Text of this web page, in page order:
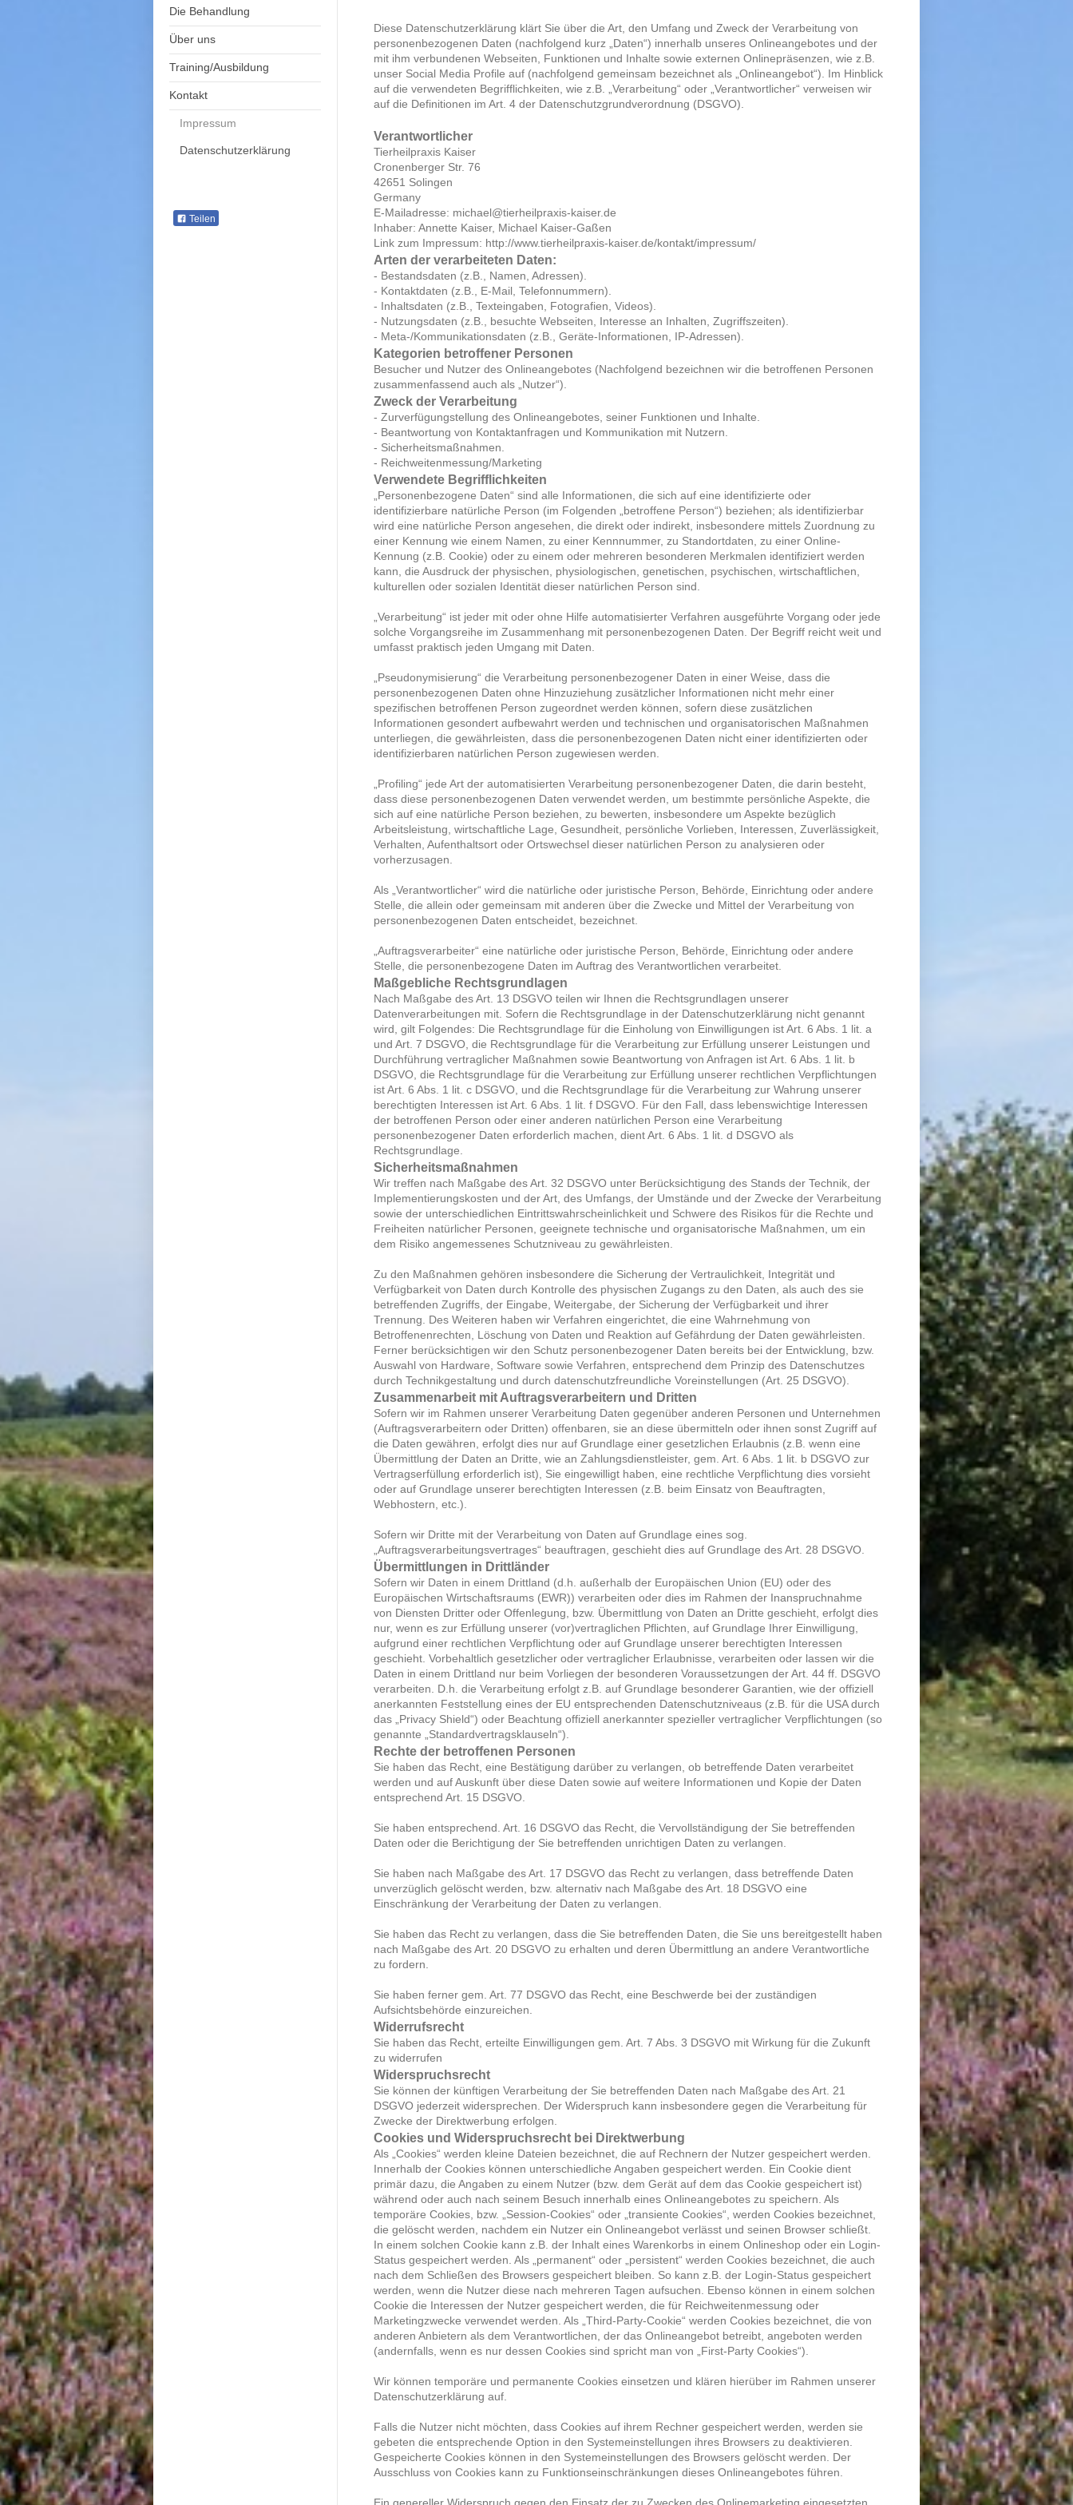
Die Behandlung
Über uns
Training/Ausbildung
Kontakt
Impressum
Datenschutzerklärung
Diese Datenschutzerklärung klärt Sie über die Art, den Umfang und Zweck der Verarbeitung von
personenbezogenen Daten (nachfolgend kurz „Daten“) innerhalb unseres Onlineangebotes und der
mit ihm verbundenen Webseiten, Funktionen und Inhalte sowie externen Onlinepräsenzen, wie z.B.
unser Social Media Profile auf (nachfolgend gemeinsam bezeichnet als „Onlineangebot“). Im Hinblick
auf die verwendeten Begrifflichkeiten, wie z.B. „Verarbeitung“ oder „Verantwortlicher“ verweisen wir
auf die Definitionen im Art. 4 der Datenschutzgrundverordnung (DSGVO).
Verantwortlicher
Tierheilpraxis Kaiser
Cronenberger Str. 76
42651 Solingen
Germany
E-Mailadresse: michael@tierheilpraxis-kaiser.de
Inhaber: Annette Kaiser, Michael Kaiser-Gaßen
Link zum Impressum: http://www.tierheilpraxis-kaiser.de/kontakt/impressum/
Arten der verarbeiteten Daten:
- Bestandsdaten (z.B., Namen, Adressen).
- Kontaktdaten (z.B., E-Mail, Telefonnummern).
- Inhaltsdaten (z.B., Texteingaben, Fotografien, Videos).
- Nutzungsdaten (z.B., besuchte Webseiten, Interesse an Inhalten, Zugriffszeiten).
- Meta-/Kommunikationsdaten (z.B., Geräte-Informationen, IP-Adressen).
Kategorien betroffener Personen
Besucher und Nutzer des Onlineangebotes (Nachfolgend bezeichnen wir die betroffenen Personen
zusammenfassend auch als „Nutzer“).
Zweck der Verarbeitung
- Zurverfügungstellung des Onlineangebotes, seiner Funktionen und Inhalte.
- Beantwortung von Kontaktanfragen und Kommunikation mit Nutzern.
- Sicherheitsmaßnahmen.
- Reichweitenmessung/Marketing
Verwendete Begrifflichkeiten
„Personenbezogene Daten“ sind alle Informationen, die sich auf eine identifizierte oder
identifizierbare natürliche Person (im Folgenden „betroffene Person“) beziehen; als identifizierbar
wird eine natürliche Person angesehen, die direkt oder indirekt, insbesondere mittels Zuordnung zu
einer Kennung wie einem Namen, zu einer Kennnummer, zu Standortdaten, zu einer Online-
Kennung (z.B. Cookie) oder zu einem oder mehreren besonderen Merkmalen identifiziert werden
kann, die Ausdruck der physischen, physiologischen, genetischen, psychischen, wirtschaftlichen,
kulturellen oder sozialen Identität dieser natürlichen Person sind.
„Verarbeitung“ ist jeder mit oder ohne Hilfe automatisierter Verfahren ausgeführte Vorgang oder jede
solche Vorgangsreihe im Zusammenhang mit personenbezogenen Daten. Der Begriff reicht weit und
umfasst praktisch jeden Umgang mit Daten.
„Pseudonymisierung“ die Verarbeitung personenbezogener Daten in einer Weise, dass die
personenbezogenen Daten ohne Hinzuziehung zusätzlicher Informationen nicht mehr einer
spezifischen betroffenen Person zugeordnet werden können, sofern diese zusätzlichen
Informationen gesondert aufbewahrt werden und technischen und organisatorischen Maßnahmen
unterliegen, die gewährleisten, dass die personenbezogenen Daten nicht einer identifizierten oder
identifizierbaren natürlichen Person zugewiesen werden.
„Profiling“ jede Art der automatisierten Verarbeitung personenbezogener Daten, die darin besteht,
dass diese personenbezogenen Daten verwendet werden, um bestimmte persönliche Aspekte, die
sich auf eine natürliche Person beziehen, zu bewerten, insbesondere um Aspekte bezüglich
Arbeitsleistung, wirtschaftliche Lage, Gesundheit, persönliche Vorlieben, Interessen, Zuverlässigkeit,
Verhalten, Aufenthaltsort oder Ortswechsel dieser natürlichen Person zu analysieren oder
vorherzusagen.
Als „Verantwortlicher“ wird die natürliche oder juristische Person, Behörde, Einrichtung oder andere
Stelle, die allein oder gemeinsam mit anderen über die Zwecke und Mittel der Verarbeitung von
personenbezogenen Daten entscheidet, bezeichnet.
„Auftragsverarbeiter“ eine natürliche oder juristische Person, Behörde, Einrichtung oder andere
Stelle, die personenbezogene Daten im Auftrag des Verantwortlichen verarbeitet.
Maßgebliche Rechtsgrundlagen
Nach Maßgabe des Art. 13 DSGVO teilen wir Ihnen die Rechtsgrundlagen unserer
Datenverarbeitungen mit. Sofern die Rechtsgrundlage in der Datenschutzerklärung nicht genannt
wird, gilt Folgendes: Die Rechtsgrundlage für die Einholung von Einwilligungen ist Art. 6 Abs. 1 lit. a
und Art. 7 DSGVO, die Rechtsgrundlage für die Verarbeitung zur Erfüllung unserer Leistungen und
Durchführung vertraglicher Maßnahmen sowie Beantwortung von Anfragen ist Art. 6 Abs. 1 lit. b
DSGVO, die Rechtsgrundlage für die Verarbeitung zur Erfüllung unserer rechtlichen Verpflichtungen
ist Art. 6 Abs. 1 lit. c DSGVO, und die Rechtsgrundlage für die Verarbeitung zur Wahrung unserer
berechtigten Interessen ist Art. 6 Abs. 1 lit. f DSGVO. Für den Fall, dass lebenswichtige Interessen
der betroffenen Person oder einer anderen natürlichen Person eine Verarbeitung
personenbezogener Daten erforderlich machen, dient Art. 6 Abs. 1 lit. d DSGVO als
Rechtsgrundlage.
Sicherheitsmaßnahmen
Wir treffen nach Maßgabe des Art. 32 DSGVO unter Berücksichtigung des Stands der Technik, der
Implementierungskosten und der Art, des Umfangs, der Umstände und der Zwecke der Verarbeitung
sowie der unterschiedlichen Eintrittswahrscheinlichkeit und Schwere des Risikos für die Rechte und
Freiheiten natürlicher Personen, geeignete technische und organisatorische Maßnahmen, um ein
dem Risiko angemessenes Schutzniveau zu gewährleisten.
Zu den Maßnahmen gehören insbesondere die Sicherung der Vertraulichkeit, Integrität und
Verfügbarkeit von Daten durch Kontrolle des physischen Zugangs zu den Daten, als auch des sie
betreffenden Zugriffs, der Eingabe, Weitergabe, der Sicherung der Verfügbarkeit und ihrer
Trennung. Des Weiteren haben wir Verfahren eingerichtet, die eine Wahrnehmung von
Betroffenenrechten, Löschung von Daten und Reaktion auf Gefährdung der Daten gewährleisten.
Ferner berücksichtigen wir den Schutz personenbezogener Daten bereits bei der Entwicklung, bzw.
Auswahl von Hardware, Software sowie Verfahren, entsprechend dem Prinzip des Datenschutzes
durch Technikgestaltung und durch datenschutzfreundliche Voreinstellungen (Art. 25 DSGVO).
Zusammenarbeit mit Auftragsverarbeitern und Dritten
Sofern wir im Rahmen unserer Verarbeitung Daten gegenüber anderen Personen und Unternehmen
(Auftragsverarbeitern oder Dritten) offenbaren, sie an diese übermitteln oder ihnen sonst Zugriff auf
die Daten gewähren, erfolgt dies nur auf Grundlage einer gesetzlichen Erlaubnis (z.B. wenn eine
Übermittlung der Daten an Dritte, wie an Zahlungsdienstleister, gem. Art. 6 Abs. 1 lit. b DSGVO zur
Vertragserfüllung erforderlich ist), Sie eingewilligt haben, eine rechtliche Verpflichtung dies vorsieht
oder auf Grundlage unserer berechtigten Interessen (z.B. beim Einsatz von Beauftragten,
Webhostern, etc.).
Sofern wir Dritte mit der Verarbeitung von Daten auf Grundlage eines sog.
„Auftragsverarbeitungsvertrages“ beauftragen, geschieht dies auf Grundlage des Art. 28 DSGVO.
Übermittlungen in Drittländer
Sofern wir Daten in einem Drittland (d.h. außerhalb der Europäischen Union (EU) oder des
Europäischen Wirtschaftsraums (EWR)) verarbeiten oder dies im Rahmen der Inanspruchnahme
von Diensten Dritter oder Offenlegung, bzw. Übermittlung von Daten an Dritte geschieht, erfolgt dies
nur, wenn es zur Erfüllung unserer (vor)vertraglichen Pflichten, auf Grundlage Ihrer Einwilligung,
aufgrund einer rechtlichen Verpflichtung oder auf Grundlage unserer berechtigten Interessen
geschieht. Vorbehaltlich gesetzlicher oder vertraglicher Erlaubnisse, verarbeiten oder lassen wir die
Daten in einem Drittland nur beim Vorliegen der besonderen Voraussetzungen der Art. 44 ff. DSGVO
verarbeiten. D.h. die Verarbeitung erfolgt z.B. auf Grundlage besonderer Garantien, wie der offiziell
anerkannten Feststellung eines der EU entsprechenden Datenschutzniveaus (z.B. für die USA durch
das „Privacy Shield“) oder Beachtung offiziell anerkannter spezieller vertraglicher Verpflichtungen (so
genannte „Standardvertragsklauseln“).
Rechte der betroffenen Personen
Sie haben das Recht, eine Bestätigung darüber zu verlangen, ob betreffende Daten verarbeitet
werden und auf Auskunft über diese Daten sowie auf weitere Informationen und Kopie der Daten
entsprechend Art. 15 DSGVO.
Sie haben entsprechend. Art. 16 DSGVO das Recht, die Vervollständigung der Sie betreffenden
Daten oder die Berichtigung der Sie betreffenden unrichtigen Daten zu verlangen.
Sie haben nach Maßgabe des Art. 17 DSGVO das Recht zu verlangen, dass betreffende Daten
unverzüglich gelöscht werden, bzw. alternativ nach Maßgabe des Art. 18 DSGVO eine
Einschränkung der Verarbeitung der Daten zu verlangen.
Sie haben das Recht zu verlangen, dass die Sie betreffenden Daten, die Sie uns bereitgestellt haben
nach Maßgabe des Art. 20 DSGVO zu erhalten und deren Übermittlung an andere Verantwortliche
zu fordern.
Sie haben ferner gem. Art. 77 DSGVO das Recht, eine Beschwerde bei der zuständigen
Aufsichtsbehörde einzureichen.
Widerrufsrecht
Sie haben das Recht, erteilte Einwilligungen gem. Art. 7 Abs. 3 DSGVO mit Wirkung für die Zukunft
zu widerrufen
Widerspruchsrecht
Sie können der künftigen Verarbeitung der Sie betreffenden Daten nach Maßgabe des Art. 21
DSGVO jederzeit widersprechen. Der Widerspruch kann insbesondere gegen die Verarbeitung für
Zwecke der Direktwerbung erfolgen.
Cookies und Widerspruchsrecht bei Direktwerbung
Als „Cookies“ werden kleine Dateien bezeichnet, die auf Rechnern der Nutzer gespeichert werden.
Innerhalb der Cookies können unterschiedliche Angaben gespeichert werden. Ein Cookie dient
primär dazu, die Angaben zu einem Nutzer (bzw. dem Gerät auf dem das Cookie gespeichert ist)
während oder auch nach seinem Besuch innerhalb eines Onlineangebotes zu speichern. Als
temporäre Cookies, bzw. „Session-Cookies“ oder „transiente Cookies“, werden Cookies bezeichnet,
die gelöscht werden, nachdem ein Nutzer ein Onlineangebot verlässt und seinen Browser schließt.
In einem solchen Cookie kann z.B. der Inhalt eines Warenkorbs in einem Onlineshop oder ein Login-
Status gespeichert werden. Als „permanent“ oder „persistent“ werden Cookies bezeichnet, die auch
nach dem Schließen des Browsers gespeichert bleiben. So kann z.B. der Login-Status gespeichert
werden, wenn die Nutzer diese nach mehreren Tagen aufsuchen. Ebenso können in einem solchen
Cookie die Interessen der Nutzer gespeichert werden, die für Reichweitenmessung oder
Marketingzwecke verwendet werden. Als „Third-Party-Cookie“ werden Cookies bezeichnet, die von
anderen Anbietern als dem Verantwortlichen, der das Onlineangebot betreibt, angeboten werden
(andernfalls, wenn es nur dessen Cookies sind spricht man von „First-Party Cookies“).
Wir können temporäre und permanente Cookies einsetzen und klären hierüber im Rahmen unserer
Datenschutzerklärung auf.
Falls die Nutzer nicht möchten, dass Cookies auf ihrem Rechner gespeichert werden, werden sie
gebeten die entsprechende Option in den Systemeinstellungen ihres Browsers zu deaktivieren.
Gespeicherte Cookies können in den Systemeinstellungen des Browsers gelöscht werden. Der
Ausschluss von Cookies kann zu Funktionseinschränkungen dieses Onlineangebotes führen.
Teilen